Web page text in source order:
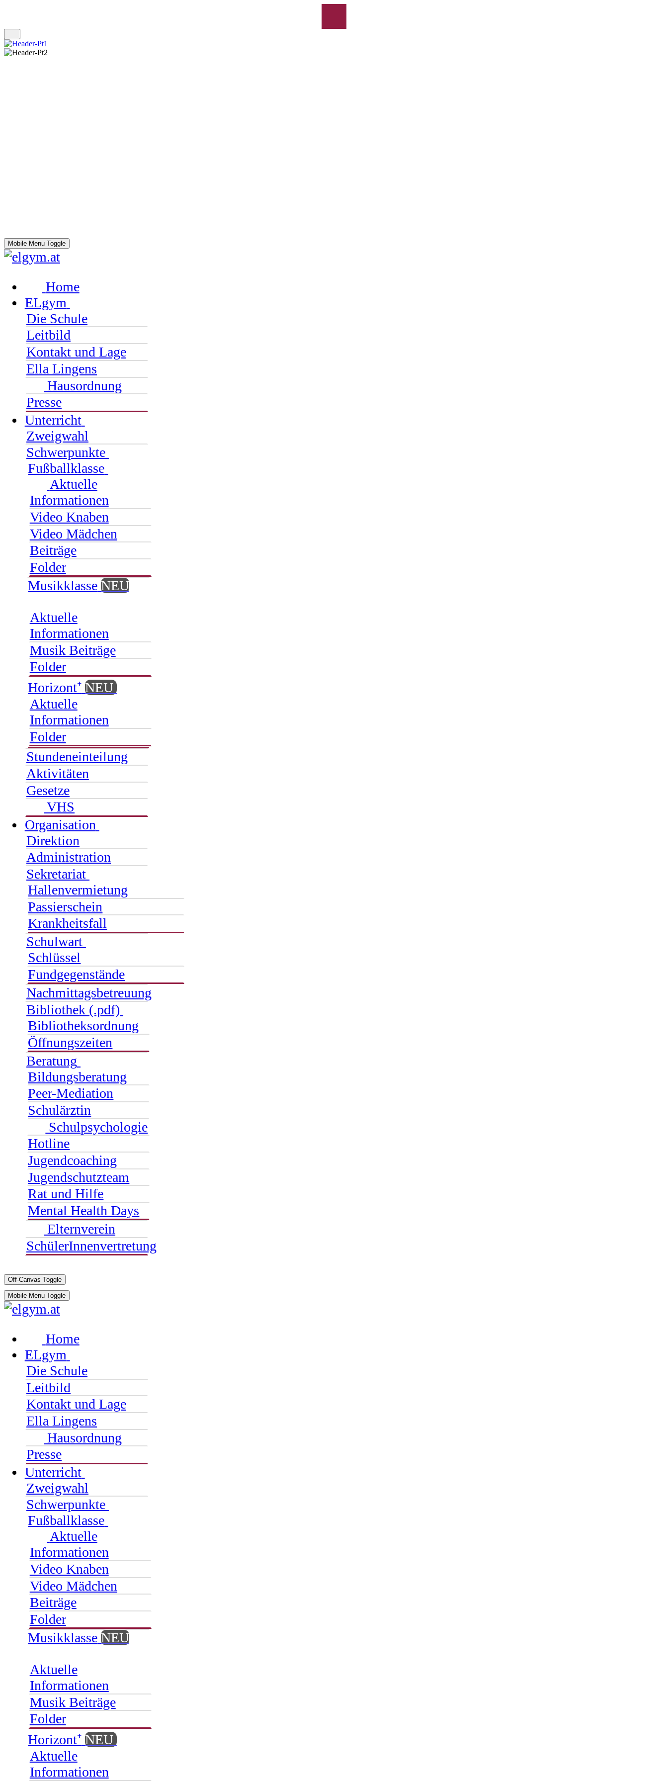
Mobile Menu Toggle
Home
ELgym
Die Schule
Leitbild
Kontakt und Lage
Ella Lingens
Hausordnung
Presse
Unterricht
Zweigwahl
Schwerpunkte
Fußballklasse
Aktuelle
Informationen
Video Knaben
Video Mädchen
Beiträge
Folder
Musikklasse NEU
Aktuelle
Informationen
Musik Beiträge
Folder
Horizont⁺ NEU
Aktuelle
Informationen
Folder
Stundeneinteilung
Aktivitäten
Gesetze
VHS
Organisation
Direktion
Administration
Sekretariat
Hallenvermietung
Passierschein
Krankheitsfall
Schulwart
Schlüssel
Fundgegenstände
Nachmittagsbetreuung
Bibliothek (.pdf)
Bibliotheksordnung
Öffnungszeiten
Beratung
Bildungsberatung
Peer-Mediation
Schulärztin
Schulpsychologie
Hotline
Jugendcoaching
Jugendschutzteam
Rat und Hilfe
Mental Health Days
Elternverein
SchülerInnenvertretung
Off-Canvas Toggle
Mobile Menu Toggle
Home
ELgym
Die Schule
Leitbild
Kontakt und Lage
Ella Lingens
Hausordnung
Presse
Unterricht
Zweigwahl
Schwerpunkte
Fußballklasse
Aktuelle
Informationen
Video Knaben
Video Mädchen
Beiträge
Folder
Musikklasse NEU
Aktuelle
Informationen
Musik Beiträge
Folder
Horizont⁺ NEU
Aktuelle
Informationen